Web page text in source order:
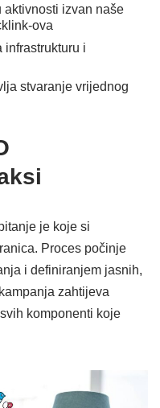
aktivnosti izvan naše
ova
infrastrukturu i
stvaranje vrijednog
je koje si
Proces počinje
i definiranjem jasnih,
zahtijeva
komponenti koje